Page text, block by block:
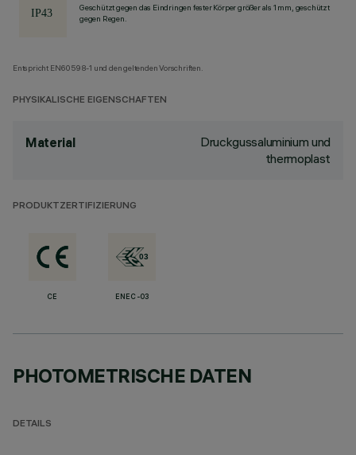
Geschützt gegen das Eindringen fester Körper größer als 1 mm, geschützt
gegen Regen.
Entspricht EN60598-1 und den geltenden Vorschriften.
PHYSIKALISCHE EIGENSCHAFTEN
Material
Druckgussaluminium und
thermoplast
PRODUKTZERTIFIZIERUNG
CE ENEC-03
PHOTOMETRISCHE DATEN
DETAILS